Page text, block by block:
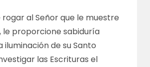
rogar al Señor que le muestre
le proporcione sabiduría
iluminación de su Santo
las Escrituras el